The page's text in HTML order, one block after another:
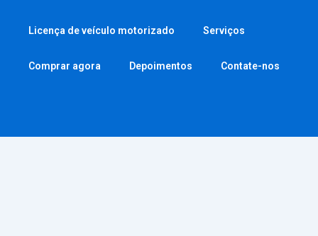
Licença de veículo motorizado Serviços
Comprar agora Depoimentos Contate-nos